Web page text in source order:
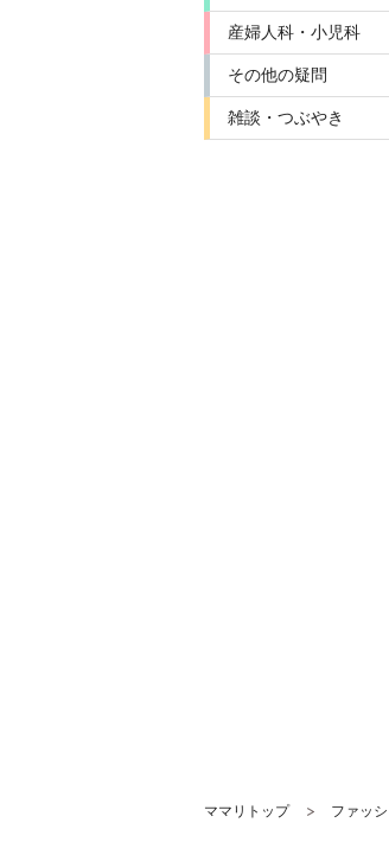
産婦人科・小児科
その他の疑問
雑談・つぶやき
ママリトップ ファッ